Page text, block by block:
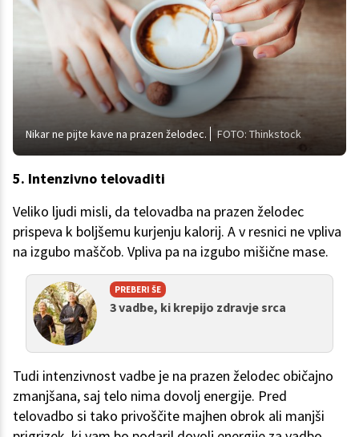
Nikar ne pijte kave na prazen želodec. FOTO: Thinkstock
5. Intenzivno telovaditi
Veliko ljudi misli, da telovadba na prazen želodec
prispeva k boljšemu kurjenju kalorij. A v resnici ne vpliva
na izgubo maščob. Vpliva pa na izgubo mišične mase.
PREBERI ŠE
3 vadbe, ki krepijo zdravje srca
Tudi intenzivnost vadbe je na prazen želodec običajno
zmanjšana, saj telo nima dovolj energije. Pred
telovadbo si tako privoščite majhen obrok ali manjši